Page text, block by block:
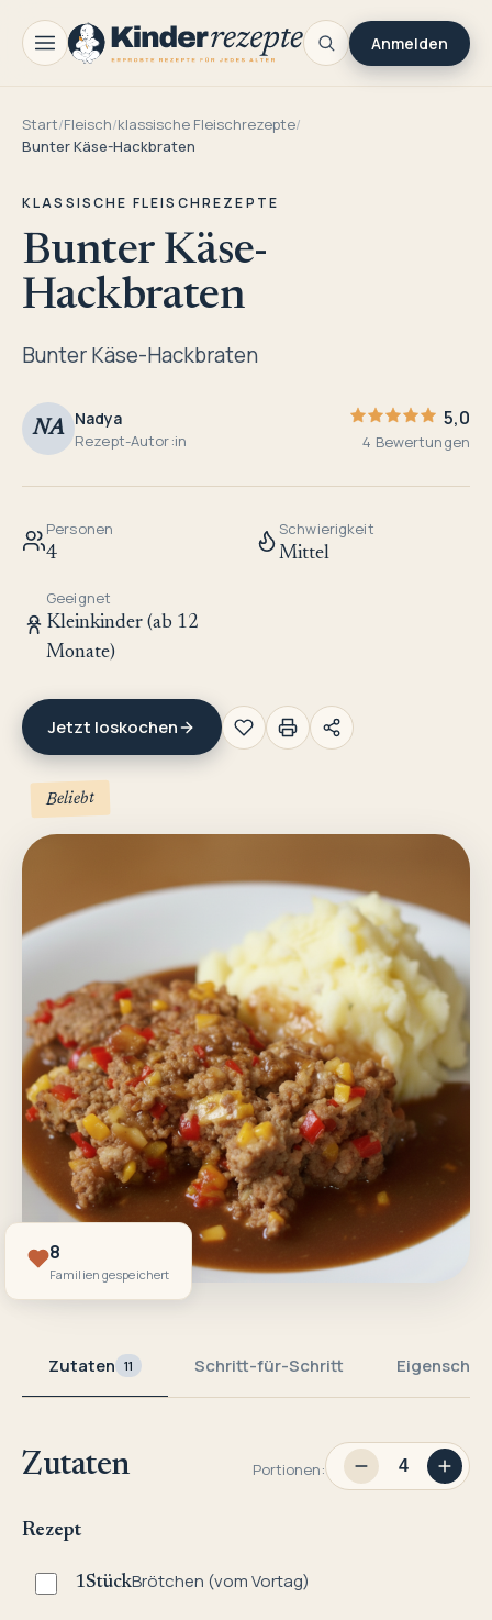
Anmelden
Start/Fleisch/klassische Fleischrezepte/
Bunter Käse-Hackbraten
KLASSISCHE FLEISCHREZEPTE
Bunter Käse-
Hackbraten
Bunter Käse-Hackbraten
NA Nadya
Rezept-Autor:in
5,0
4 Bewertungen
Personen
4
Schwierigkeit
Mittel
Geeignet
Kleinkinder (ab 12
Monate)
Jetzt loskochen
Beliebt
8
Familien gespeichert
Zutaten 11 Schritt-für-Schritt
Zutaten Portionen:
Rezept
1StückBrötchen (vom Vortag)